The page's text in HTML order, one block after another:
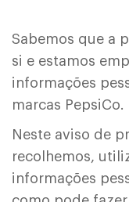
Sabemos que a
si e estamos
informações
marcas PepsiCo.
Neste aviso de
recolhemos,
informações